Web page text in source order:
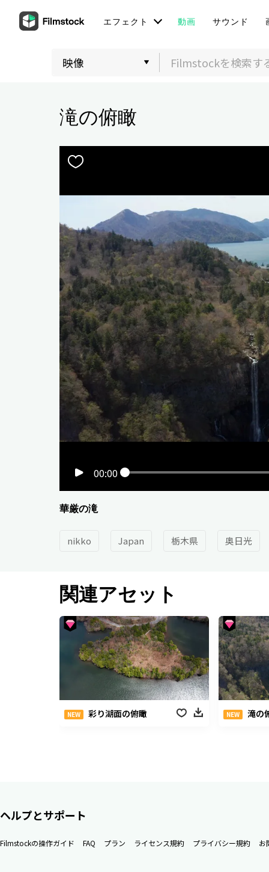
エフェクト 動画 サウンド
滝の俯瞰
00:00
華厳の滝
nikko Japan 栃木県 奥日光
関連アセット
NEW 彩り湖面の俯瞰 NEW 滝の
ヘルプとサポート
Filmstockの操作ガイド FAQ プラン ライセンス規約 プライバシー規約 お